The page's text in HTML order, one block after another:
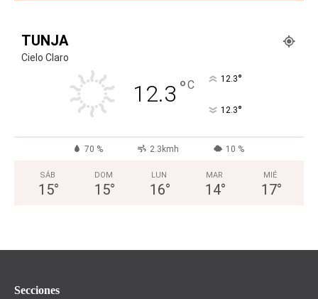
TUNJA
Cielo Claro
12.3 °C 12.3°
12.3°
70 % 2.3kmh 10 %
SÁB
15°
DOM
15°
LUN
16°
MAR
14°
MIÉ
17°
Secciones